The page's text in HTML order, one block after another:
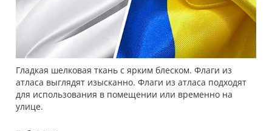
Гладкая шелковая ткань с ярким блеском. Флаги из
атласа выглядят изысканно. Флаги из атласа подходят
для использования в помещении или временно на
улице.